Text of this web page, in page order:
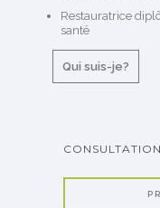
Restauratrice
santé
Qui suis-je?